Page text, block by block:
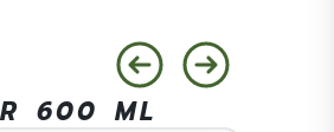
600 ML